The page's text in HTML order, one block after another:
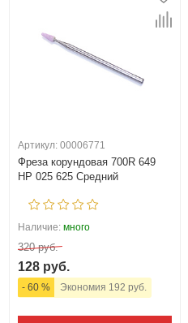
Артикул: 00006771
Фреза корундовая 700R 649
HP 025 625 Средний
Наличие: много
320 руб.
128 руб.
- 60 % Экономия 192 руб.